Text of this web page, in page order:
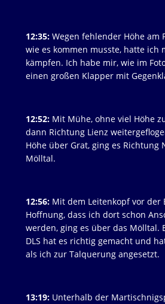
12:35:Wegen fehlender Höhe am
wie es kommen musste, hatte ich
kämpfen. Ich habe mir, wie im
einen großen Klapper mit
12:52:Mit Mühe, ohne viel Höhe
dann Richtung Lienz
Höhe über Grat, ging es Richtung
Mölltal.
12:56:Mit dem Leitenkopf vor der
Hoffnung, dass ich dort schon
werden, ging es über das Mölltal.
DLS hat es richtig gemacht und
als ich zur Talquerung angesetzt.
13:19:Unterhalb der